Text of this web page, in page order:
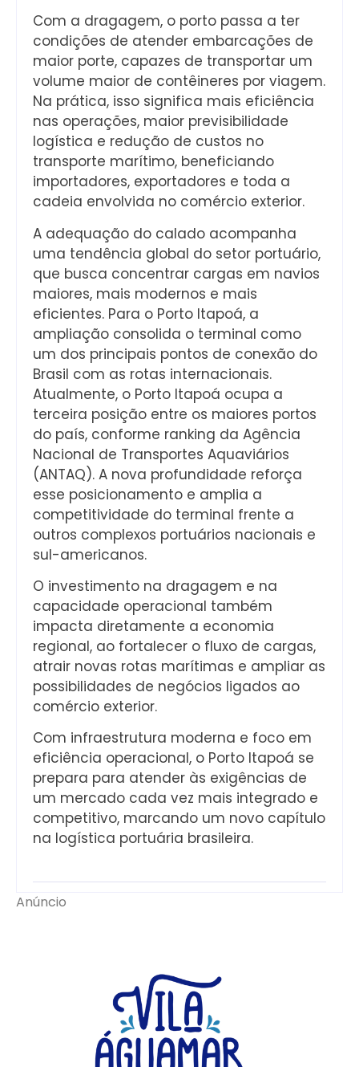
Com a dragagem, o porto passa a ter
condições de atender embarcações de
maior porte, capazes de transportar um
volume maior de contêineres por viagem.
Na prática, isso significa mais eficiência
nas operações, maior previsibilidade
logística e redução de custos no
transporte marítimo, beneficiando
importadores, exportadores e toda a
cadeia envolvida no comércio exterior.
A adequação do calado acompanha
uma tendência global do setor portuário,
que busca concentrar cargas em navios
maiores, mais modernos e mais
eficientes. Para o Porto Itapoá, a
ampliação consolida o terminal como
um dos principais pontos de conexão do
Brasil com as rotas internacionais.
Atualmente, o Porto Itapoá ocupa a
terceira posição entre os maiores portos
do país, conforme ranking da Agência
Nacional de Transportes Aquaviários
(ANTAQ). A nova profundidade reforça
esse posicionamento e amplia a
competitividade do terminal frente a
outros complexos portuários nacionais e
sul-americanos.
O investimento na dragagem e na
capacidade operacional também
impacta diretamente a economia
regional, ao fortalecer o fluxo de cargas,
atrair novas rotas marítimas e ampliar as
possibilidades de negócios ligados ao
comércio exterior.
Com infraestrutura moderna e foco em
eficiência operacional, o Porto Itapoá se
prepara para atender às exigências de
um mercado cada vez mais integrado e
competitivo, marcando um novo capítulo
na logística portuária brasileira.
Anúncio